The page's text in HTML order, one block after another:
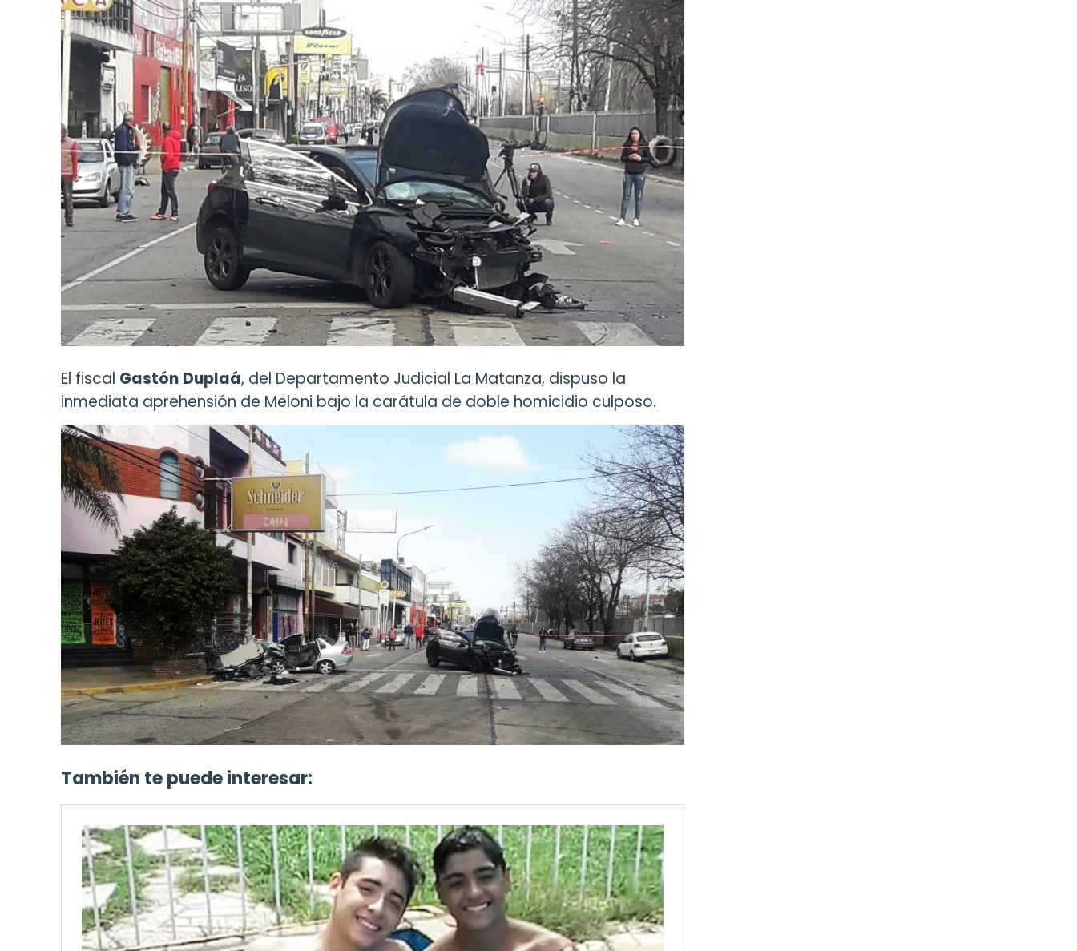
El fiscal Gastón Duplaá, del Departamento Judicial La Matanza, dispuso la
inmediata aprehensión de Meloni bajo la carátula de doble homicidio culposo.
También te puede interesar: